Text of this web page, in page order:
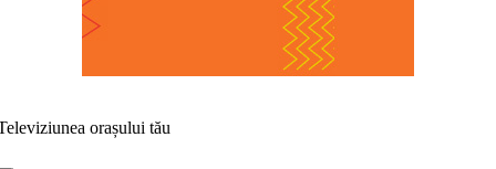
orașului tău